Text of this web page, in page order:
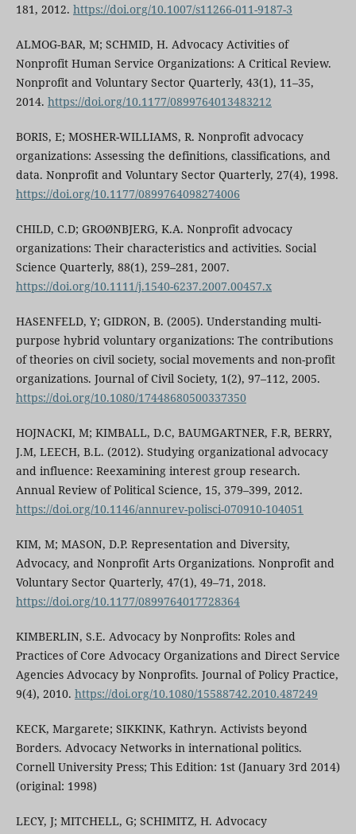
181, 2012. https://doi.org/10.1007/s11266-011-9187-3
ALMOG-BAR, M; SCHMID, H. Advocacy Activities of
Nonprofit Human Service Organizations: A Critical Review.
Nonprofit and Voluntary Sector Quarterly, 43(1), 11–35,
2014. https://doi.org/10.1177/0899764013483212
BORIS, E; MOSHER-WILLIAMS, R. Nonprofit advocacy
organizations: Assessing the definitions, classifications, and
data. Nonprofit and Voluntary Sector Quarterly, 27(4), 1998.
https://doi.org/10.1177/0899764098274006
CHILD, C.D; GROØNBJERG, K.A. Nonprofit advocacy
organizations: Their characteristics and activities. Social
Science Quarterly, 88(1), 259–281, 2007.
https://doi.org/10.1111/j.1540-6237.2007.00457.x
HASENFELD, Y; GIDRON, B. (2005). Understanding multi-
purpose hybrid voluntary organizations: The contributions
of theories on civil society, social movements and non-profit
organizations. Journal of Civil Society, 1(2), 97–112, 2005.
https://doi.org/10.1080/17448680500337350
HOJNACKI, M; KIMBALL, D.C, BAUMGARTNER, F.R, BERRY,
J.M, LEECH, B.L. (2012). Studying organizational advocacy
and influence: Reexamining interest group research.
Annual Review of Political Science, 15, 379–399, 2012.
https://doi.org/10.1146/annurev-polisci-070910-104051
KIM, M; MASON, D.P. Representation and Diversity,
Advocacy, and Nonprofit Arts Organizations. Nonprofit and
Voluntary Sector Quarterly, 47(1), 49–71, 2018.
https://doi.org/10.1177/0899764017728364
KIMBERLIN, S.E. Advocacy by Nonprofits: Roles and
Practices of Core Advocacy Organizations and Direct Service
Agencies Advocacy by Nonprofits. Journal of Policy Practice,
9(4), 2010. https://doi.org/10.1080/15588742.2010.487249
KECK, Margarete; SIKKINK, Kathryn. Activists beyond
Borders. Advocacy Networks in international politics.
Cornell University Press; This Edition: 1st (January 3rd 2014)
(original: 1998)
LECY, J; MITCHELL, G; SCHIMITZ, H. Advocacy